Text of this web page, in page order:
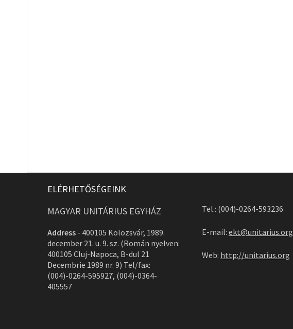
ELÉRHETŐSÉGEINK
MAGYAR UNITÁRIUS EGYHÁZ
Address - 400105 Kolozsvár, 1989.
december 21. u. 9. sz. (Román nyelven:
400105 Cluj-Napoca, B-dul 21
Decembrie 1989 nr. 9) Tel/fax:
(004)-0264-595927, (004)-0364-
405557
Tel.: (004)-0264-593236
E-mail: ekt@unitarius.org
Web: http://unitarius.org